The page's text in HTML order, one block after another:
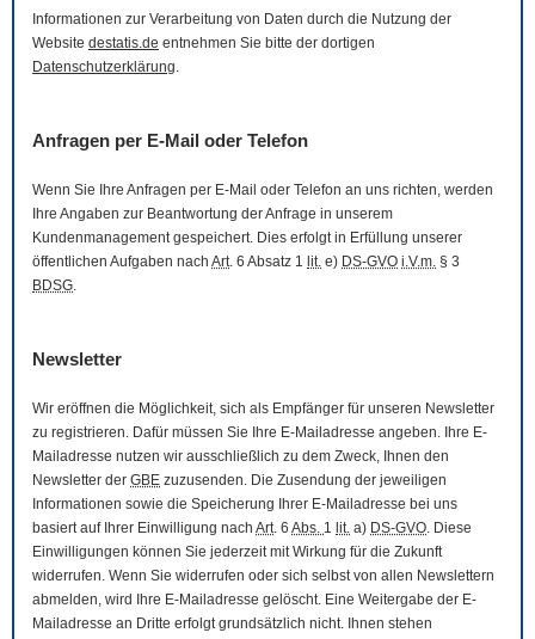
Informationen zur Verarbeitung von Daten durch die Nutzung der
Website destatis.de entnehmen Sie bitte der dortigen
Datenschutzerklärung.
Anfragen per E-Mail oder Telefon
Wenn Sie Ihre Anfragen per E-Mail oder Telefon an uns richten, werden
Ihre Angaben zur Beantwortung der Anfrage in unserem
Kundenmanagement gespeichert. Dies erfolgt in Erfüllung unserer
öffentlichen Aufgaben nach Art. 6 Absatz 1 lit. e) DS-GVO i.V.m. § 3
BDSG.
Newsletter
Wir eröffnen die Möglichkeit, sich als Empfänger für unseren Newsletter
zu registrieren. Dafür müssen Sie Ihre E-Mail adresse angeben. Ihre E-
Mail adresse nutzen wir ausschließlich zu dem Zweck, Ihnen den
Newsletter der GBE zuzusenden. Die Zusendung der jeweiligen
Informationen sowie die Speicherung Ihrer E-Mail adresse bei uns
basiert auf Ihrer Einwilligung nach Art. 6 Abs. 1 lit. a) DS-GVO. Diese
Einwilligungen können Sie jederzeit mit Wirkung für die Zukunft
widerrufen. Wenn Sie widerrufen oder sich selbst von allen Newslettern
abmelden, wird Ihre E-Mail adresse gelöscht. Eine Weitergabe der E-
Mail adresse an Dritte erfolgt grundsätzlich nicht. Ihnen stehen